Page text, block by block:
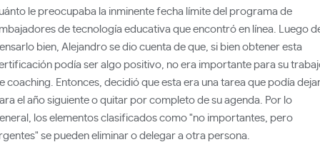
le preocupaba la inminente fecha límite del programa de
de tecnología educativa que encontró en línea. Luego
bien, Alejandro se dio cuenta de que, si bien obtener esta
podía ser algo positivo, no era importante para su
coaching. Entonces, decidió que esta era una tarea que podía
el año siguiente o quitar por completo de su agenda. Por lo
los elementos clasificados como "no importantes, pero
se pueden eliminar o delegar a otra persona.